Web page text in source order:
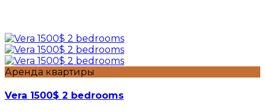
Аренда квартиры
Vera 1500$ 2 bedrooms